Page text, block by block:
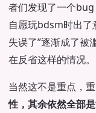
者们发现了一个
自愿玩bdsm时出了
失误了”逐渐成了被
在反省这样的情况。
当然这不是重点，重
性，其余依然全部是